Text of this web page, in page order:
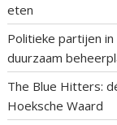
eten
Politieke partijen
duurzaam
The Blue Hitters:
Hoeksche Waard